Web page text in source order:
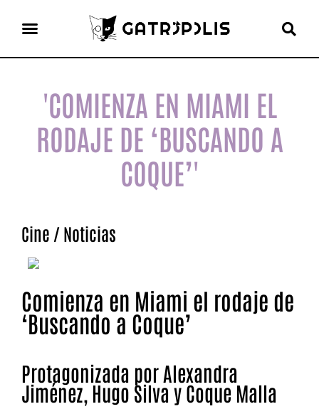
'COMIENZA EN MIAMI EL
RODAJE DE ‘BUSCANDO A
COQUE’'
Cine /Noticias
Comienza en Miami el rodaje de
‘Buscando a Coque’
Protagonizada por Alexandra
Jiménez, Hugo Silva y Coque Malla